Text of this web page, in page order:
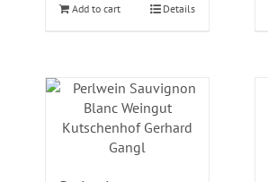
Add to cart Details